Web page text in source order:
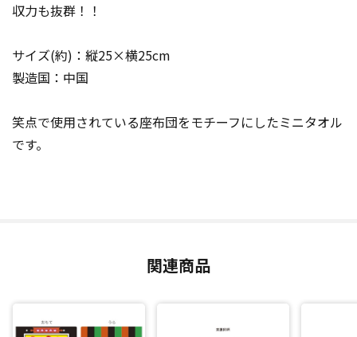
収力も抜群！！
サイズ(約)：縦25×横25cm
製造国：中国
笑点で使用されている座布団をモチーフにしたミニタオル
です。
関連商品